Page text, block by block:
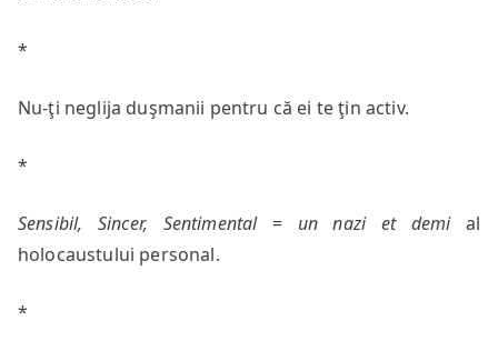
*
Nu-ţi neglija duşmanii pentru că ei te ţin activ.
*
Sensibil, Sincer, Sentimental= un nazi et demial
holocaustului personal.
*